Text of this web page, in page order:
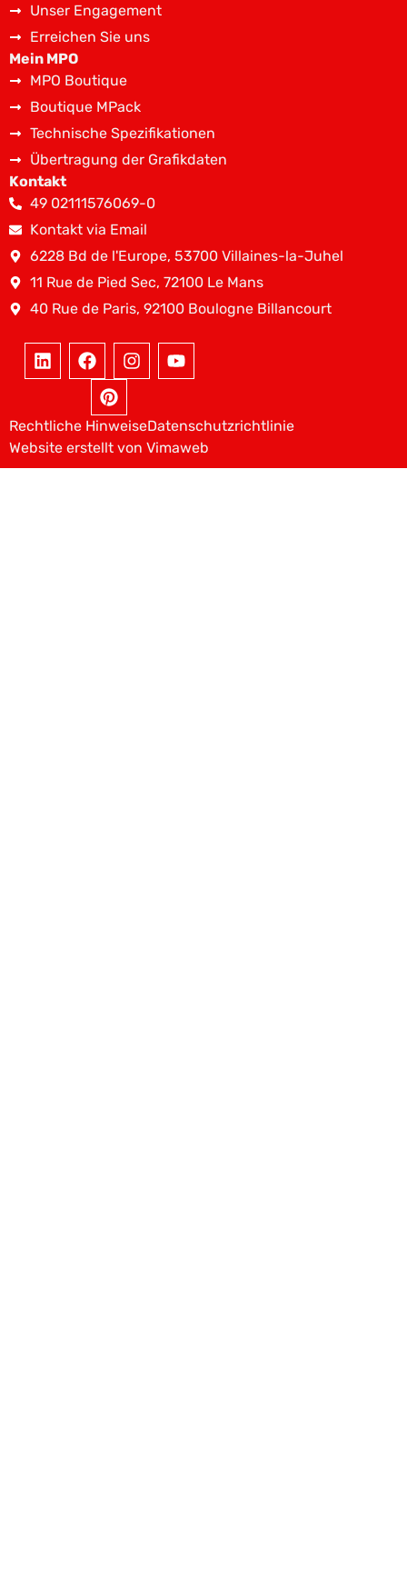
Unser Engagement
Erreichen Sie uns
Mein MPO
MPO Boutique
Boutique MPack
Technische Spezifikationen
Übertragung der Grafikdaten
Kontakt
49 02111576069-0
Kontakt via Email
6228 Bd de l'Europe, 53700 Villaines-la-Juhel
11 Rue de Pied Sec, 72100 Le Mans
40 Rue de Paris, 92100 Boulogne Billancourt
Rechtliche HinweiseDatenschutzrichtlinie
Website erstellt von Vimaweb